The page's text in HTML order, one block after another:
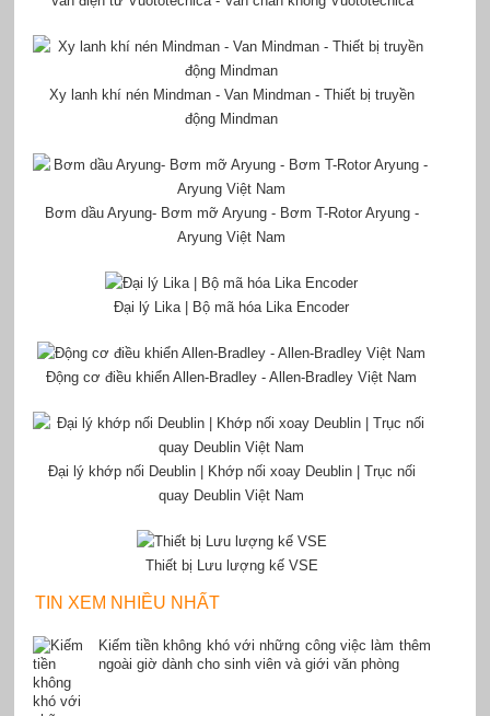
Xy lanh khí nén Mindman - Van Mindman - Thiết bị truyền
động Mindman
Bơm dầu Aryung- Bơm mỡ Aryung - Bơm T-Rotor Aryung -
Aryung Việt Nam
Đại lý Lika | Bộ mã hóa Lika Encoder
Động cơ điều khiển Allen-Bradley - Allen-Bradley Việt Nam
Đại lý khớp nối Deublin | Khớp nối xoay Deublin | Trục nối
quay Deublin Việt Nam
Thiết bị Lưu lượng kế VSE
TIN XEM NHIỀU NHẤT
Kiếm tiền không khó với những công việc làm thêm
ngoài giờ dành cho sinh viên và giới văn phòng